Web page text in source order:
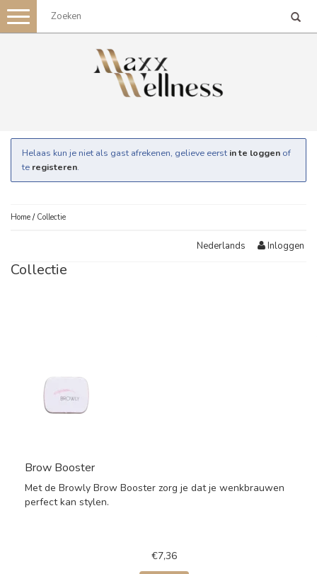
Toggle
navigation
Helaas kun je niet als gast afrekenen, gelieve eerst in te loggen of
te registeren.
Home / Collectie
Nederlands Inloggen
Collectie
Brow Booster
Met de Browly Brow Booster zorg je dat je wenkbrauwen
perfect kan stylen.
€7,36